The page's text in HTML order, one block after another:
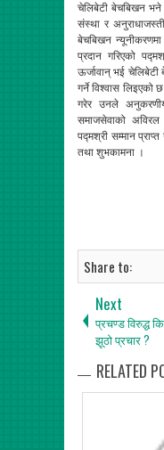
चेलिबेटी बेचबिखन
संस्था र
बेचबिखन
प्रदान गरिएको
ऊर्जावान् भई चेलिबेटी
गर्ने विश्वास लिइएको
गरेर उनले
समाजसेवाको
पद्मश्री सम्मान
तथा शुभकामना ।
Share to:
Next
प्रचण्ड विरुद्ध
झूठो प्रचार ?
RELATED